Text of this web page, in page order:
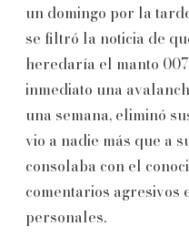
un domingo por la
se filtró la noticia de
heredaría el manto
inmediato una
una semana, eliminó
vio a nadie más que a
consolaba con el
comentarios agresivos
personales.